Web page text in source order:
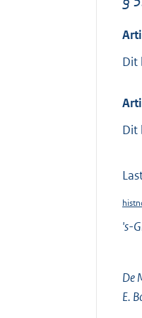
Dit
Dit
's-
De
E.